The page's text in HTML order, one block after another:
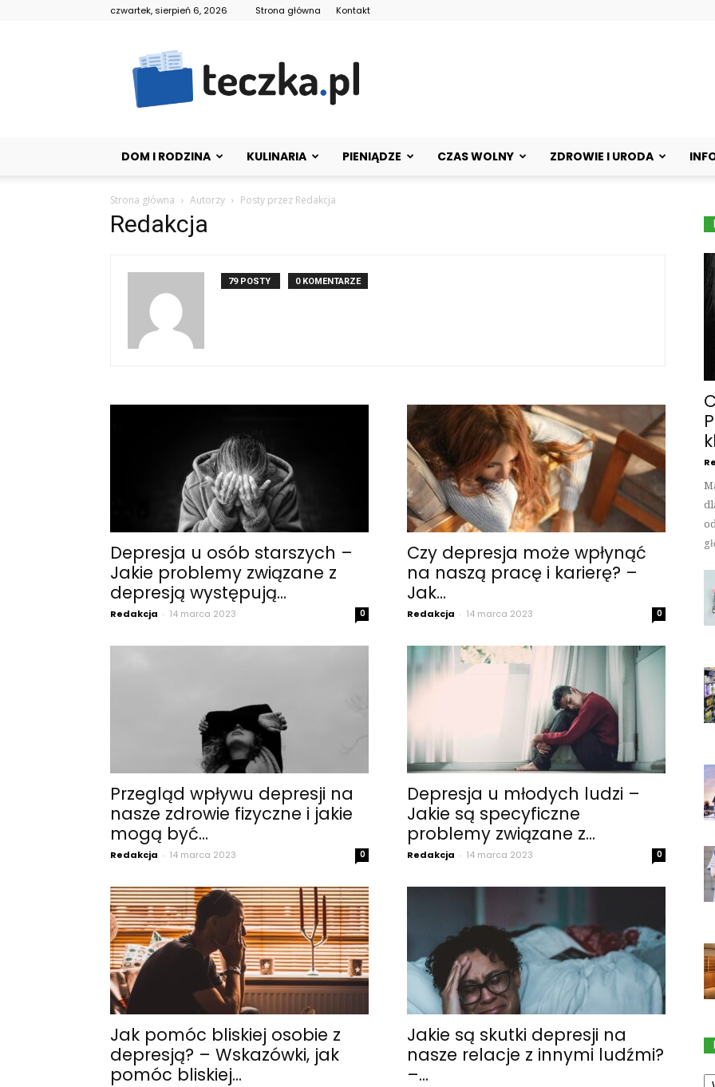
czwartek, sierpień 6, 2026 Strona główna Kontakt
Teczka.pl
DOM I RODZINA KULINARIA PIENIĄDZE CZAS WOLNY ZDROWIE I URODA
Strona główna Autorzy Posty przez Redakcja
Redakcja
79 POSTY 0 KOMENTARZE
Depresja u osób starszych –
Jakie problemy związane z
depresją występują...
Redakcja - 14 marca 2023 0
Czy depresja może wpłynąć
na naszą pracę i karierę? –
Jak...
Redakcja - 14 marca 2023 0
Przegląd wpływu depresji na
nasze zdrowie fizyczne i jakie
mogą być...
Redakcja - 14 marca 2023 0
Depresja u młodych ludzi –
Jakie są specyficzne
problemy związane z...
Redakcja - 14 marca 2023 0
Jak pomóc bliskiej osobie z
depresją? – Wskazówki, jak
pomóc bliskiej...
Jakie są skutki depresji na
nasze relacje z innymi ludźmi?
–...